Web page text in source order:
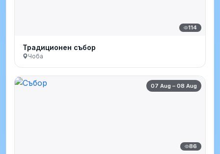
114
Традиционен събор
Чоба
07 Aug – 08 Aug
86